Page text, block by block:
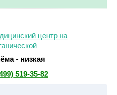
центр на
- низкая
519-35-82